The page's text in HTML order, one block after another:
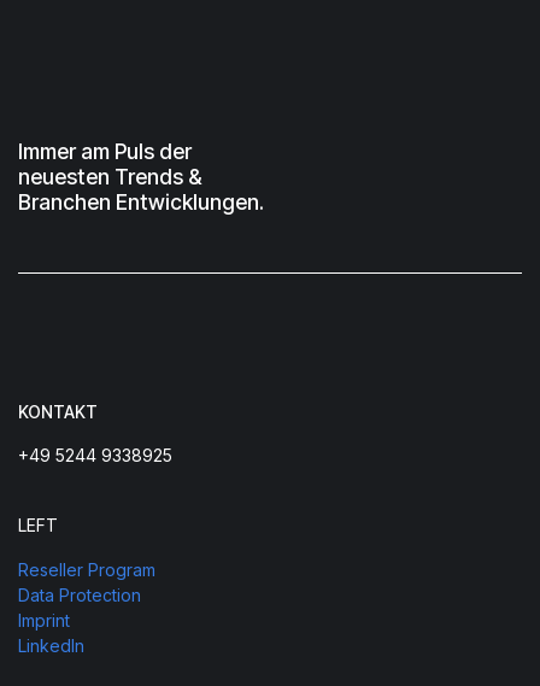
Immer am Puls der
neuesten Trends &
Branchen Entwicklungen.
KONTAKT
+49 5244 9338925
LEFT
Reseller Program
Data Protection
Imprint
LinkedIn